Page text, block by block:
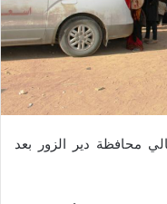
محافظة دير الزور بعد